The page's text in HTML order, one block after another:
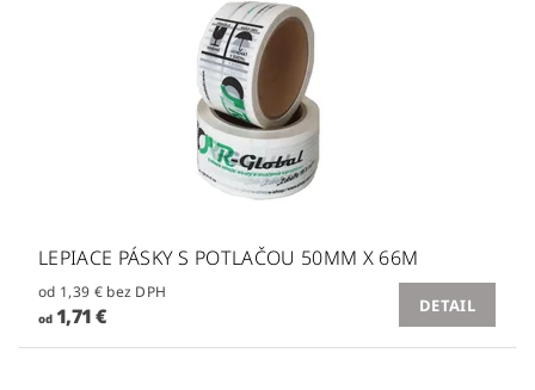
LEPIACE PÁSKY S POTLAČOU 50MM X 66M
od 1,39 € bez DPH
od1,71 € DETAIL